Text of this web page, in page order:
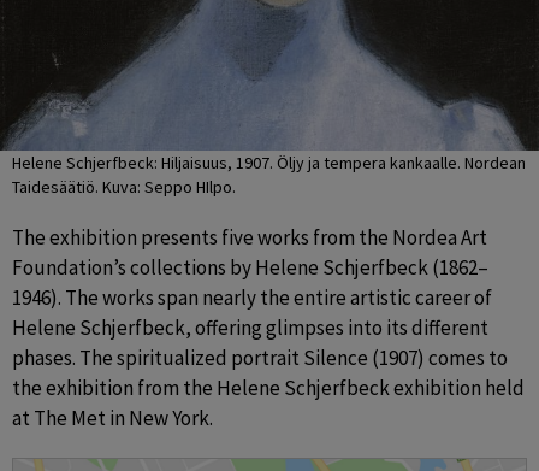
Helene Schjerfbeck: Hiljaisuus, 1907. Öljy ja tempera kankaalle. Nordean
Taidesäätiö. Kuva: Seppo HIlpo.
The exhibition presents five works from the Nordea Art
Foundation’s collections by Helene Schjerfbeck (1862–
1946). The works span nearly the entire artistic career of
Helene Schjerfbeck, offering glimpses into its different
phases. The spiritualized portrait Silence (1907) comes to
the exhibition from the Helene Schjerfbeck exhibition held
at The Met in New York.